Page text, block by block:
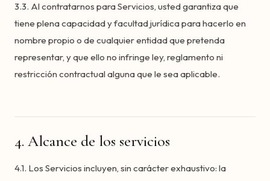
3.3. Al contratarnos para Servicios, usted garantiza que
tiene plena capacidad y facultad jurídica para hacerlo en
nombre propio o de cualquier entidad que pretenda
representar, y que ello no infringe ley, reglamento ni
restricción contractual alguna que le sea aplicable.
4. Alcance de los servicios
4.1. Los Servicios incluyen, sin carácter exhaustivo: la